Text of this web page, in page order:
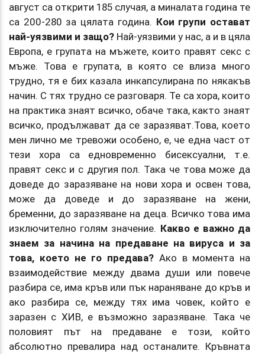
август са открити 185 случая, а миналата година те
са 200-280 за цялата година. Кои групи остават
най-уязвими и защо? Най-уязвими у нас, а и в цяла
Европа, е групата на мъжете, които правят секс с
мъже. Това е групата, в която се влиза много
трудно, тя е бих казала инкапсулирана по някакъв
начин. С тях трудно се разговаря. Те са хора, които
на практика знаят всичко, обаче така, както знаят
всичко, продължават да се заразяват.Това, което
мен лично ме тревожи особено, е, че една част от
тези хора са едновременно бисексуални, т.е.
правят секс и с другия пол. Така че това може да
доведе до заразяване на нови хора и освен това,
може да доведе и до заразяване на жени,
бременни, до заразяване на деца. Всичко това има
изключително голям значение. Какво е важно да
знаем за начина на предаване на вируса и за
това, което не го предава? Ако в момента на
взаимодействие между двама души или повече
разбира се, има кръв или пък нараняване до кръв и
ако разбира се, между тях има човек, който е
заразен с ХИВ, е възможно заразяване. Така че
половият път на предаване е този, който
абсолютно превалира над останалите. Кръвната